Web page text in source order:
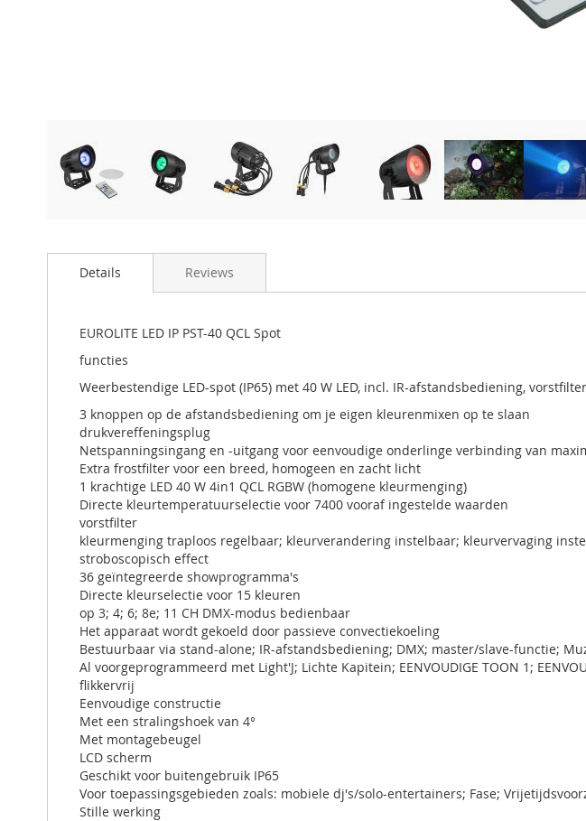
Details Reviews
EUROLITE LED IP PST-40 QCL Spot
functies
Weerbestendige LED-spot (IP65) met 40 W LED, incl. IR-afstandsbediening,
3 knoppen op de afstandsbediening om je eigen kleurenmixen op te slaan
drukvereffeningsplug
Netspanningsingang en -uitgang voor eenvoudige onderlinge verbinding van
Extra frostfilter voor een breed, homogeen en zacht licht
1 krachtige LED 40 W 4in1 QCL RGBW (homogene kleurmenging)
Directe kleurtemperatuurselectie voor 7400 vooraf ingestelde waarden
vorstfilter
kleurmenging traploos regelbaar; kleurverandering instelbaar; kleurvervaging
stroboscopisch effect
36 geïntegreerde showprogramma's
Directe kleurselectie voor 15 kleuren
op 3; 4; 6; 8e; 11 CH DMX-modus bedienbaar
Het apparaat wordt gekoeld door passieve convectiekoeling
Bestuurbaar via stand-alone; IR-afstandsbediening; DMX; master/slave-functie;
Al voorgeprogrammeerd met Light'J; Lichte Kapitein; EENVOUDIGE TOON 1;
flikkervrij
Eenvoudige constructie
Met een stralingshoek van 4°
Met montagebeugel
LCD scherm
Geschikt voor buitengebruik IP65
Voor toepassingsgebieden zoals: mobiele dj's/solo-entertainers; Fase;
Stille werking